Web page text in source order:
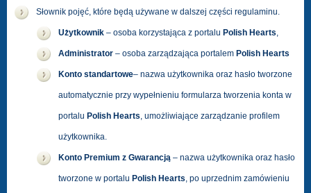
Słownik pojęć, które będą używane w dalszej części regulaminu.
Użytkownik – osoba korzystająca z portalu Polish Hearts,
Administrator – osoba zarządzająca portalem Polish Hearts
Konto standartowe– nazwa użytkownika oraz hasło tworzone
automatycznie przy wypełnieniu formularza tworzenia konta w
portalu Polish Hearts, umożliwiające zarządzanie profilem
użytkownika.
Konto Premium z Gwarancją – nazwa użytkownika oraz hasło
tworzone w portalu Polish Hearts, po uprzednim zamówieniu